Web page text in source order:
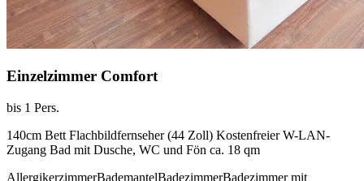
Einzelzimmer Comfort
bis 1 Pers.
140cm Bett Flachbildfernseher (44 Zoll) Kostenfreier W-LAN-
Zugang Bad mit Dusche, WC und Fön ca. 18 qm
AllergikerzimmerBademantelBadezimmerBadezimmer mit